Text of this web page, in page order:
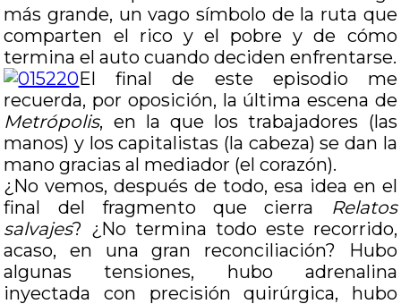
más grande, un vago símbolo de la ruta que
comparten el rico y el pobre y de cómo
termina el auto cuando deciden enfrentarse.
El final de este episodio me
recuerda, por oposición, la última escena de
Metrópolis, en la que los trabajadores (las
manos) y los capitalistas (la cabeza) se dan la
mano gracias al mediador (el corazón).
¿No vemos, después de todo, esa idea en el
final del fragmento que cierra
Relatos
salvajes? ¿No termina todo este recorrido,
acaso, en una gran reconciliación? Hubo
algunas tensiones, hubo adrenalina
inyectada con precisión quirúrgica, hubo